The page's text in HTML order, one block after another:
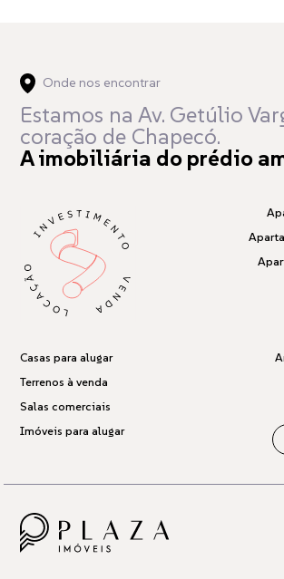
Onde nos encontrar
Estamos na Av. Getúlio
coração de Chapecó.
A imobiliária do prédio
Casas para alugar
Terrenos à venda
Salas comerciais
Imóveis para alugar